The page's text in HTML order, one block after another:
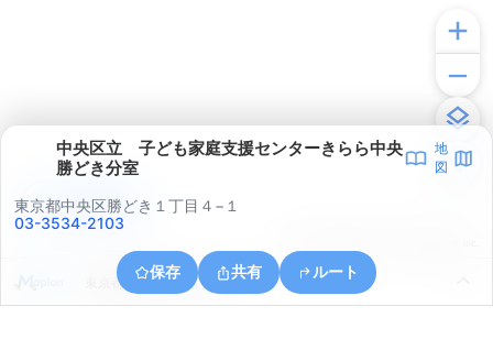
中央区立 子ども家庭支援センターきらら中央
勝どき分室
地
図
東京都中央区勝どき１丁目４−１
03-3534-2103
保存 共有 ルート
東京都港区海岸３丁目２９
アプリで見る